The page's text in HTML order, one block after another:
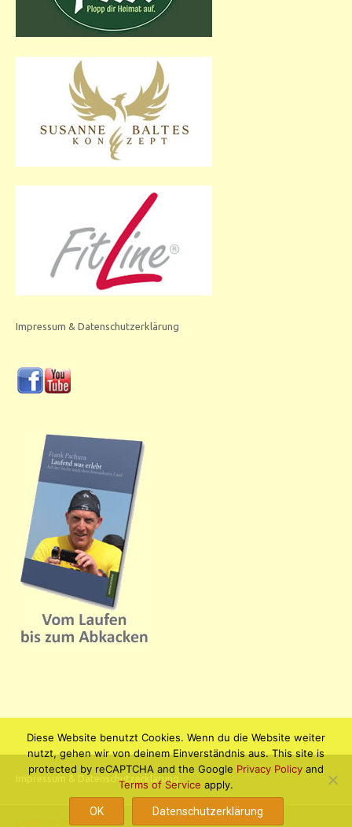
Impressum & Datenschutzerklärung
Impressum & Datenschutzerklärung
Laufen-in-Dortmund.de
Diese Website benutzt Cookies. Wenn du die Website weiter
nutzt, gehen wir von deinem Einverständnis aus. This site is
protected by reCAPTCHA and the Google Privacy Policy and
Terms of Service apply.
OK Datenschutzerklärung